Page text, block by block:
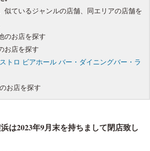
似ているジャンルの店舗、同エリアの店舗を
のお店を探す
お店を探す
トロ ビアホール バー・ダイニングバー・ラ
のお店を探す
は2023年9月末を持ちまして閉店致し